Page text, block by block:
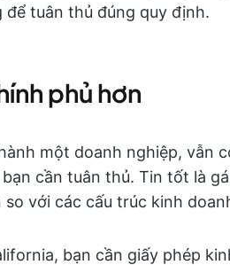
để tuân thủ đúng quy định.
phủ hơn
một doanh nghiệp, vẫn
cần tuân thủ. Tin tốt là
với các cấu trúc kinh
bạn cần giấy phép